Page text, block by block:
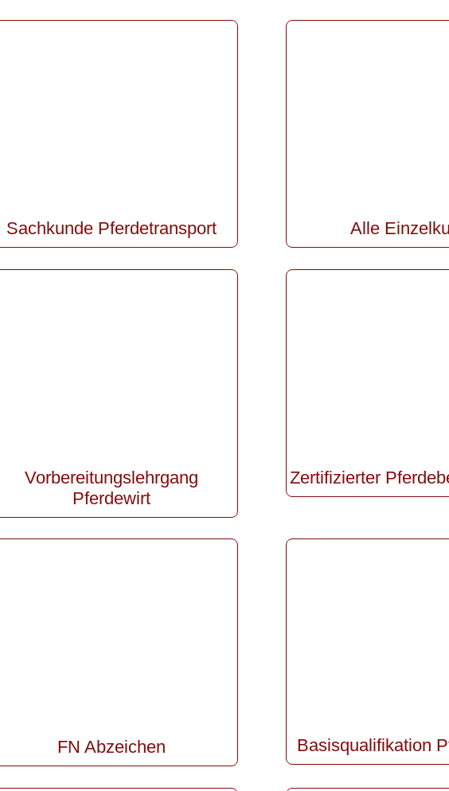
Sachkunde Pferdetransport Alle
Vorbereitungslehrgang
Pferdewirt
Zertifizierter
FN Abzeichen Basisqualifikation